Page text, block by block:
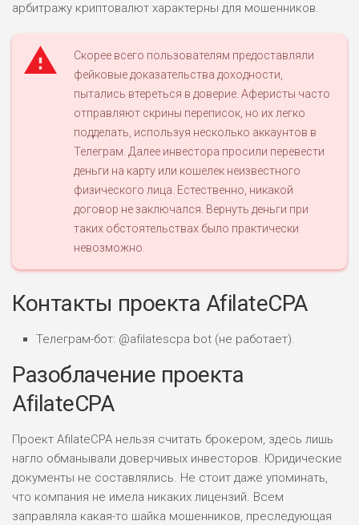
арбитражу криптовалют характерны для мошенников.
Скорее всего пользователям предоставляли
фейковые доказательства доходности,
пытались втереться в доверие. Аферисты часто
отправляют скрины переписок, но их легко
подделать, используя несколько аккаунтов в
Телеграм. Далее инвестора просили перевести
деньги на карту или кошелек неизвестного
физического лица. Естественно, никакой
договор не заключался. Вернуть деньги при
таких обстоятельствах было практически
невозможно.
Контакты проекта AfilateCPA
Телеграм-бот: @afilatescpa bot (не работает).
Разоблачение проекта
AfilateCPA
Проект AfilateCPA нельзя считать брокером, здесь лишь
нагло обманывали доверчивых инвесторов. Юридические
документы не составлялись. Не стоит даже упоминать,
что компания не имела никаких лицензий. Всем
заправляла какая-то шайка мошенников, преследующая